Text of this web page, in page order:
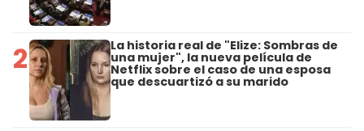
2 La historia real de "Elize: Sombras de
una mujer", la nueva película de
Netflix sobre el caso de una esposa
que descuartizó a su marido